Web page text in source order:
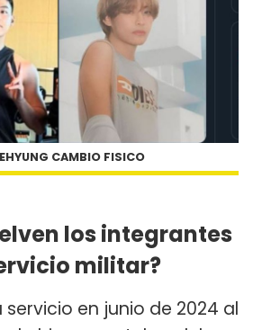
CAMBIO FISICO
los integrantes
militar?
en junio de 2024 al